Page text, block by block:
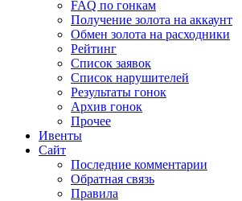
FAQ по гонкам
Получение золота на аккаунт
Обмен золота на расходники
Рейтинг
Список заявок
Список нарушителей
Результаты гонок
Архив гонок
Прочее
Ивенты
Сайт
Последние комментарии
Обратная связь
Правила